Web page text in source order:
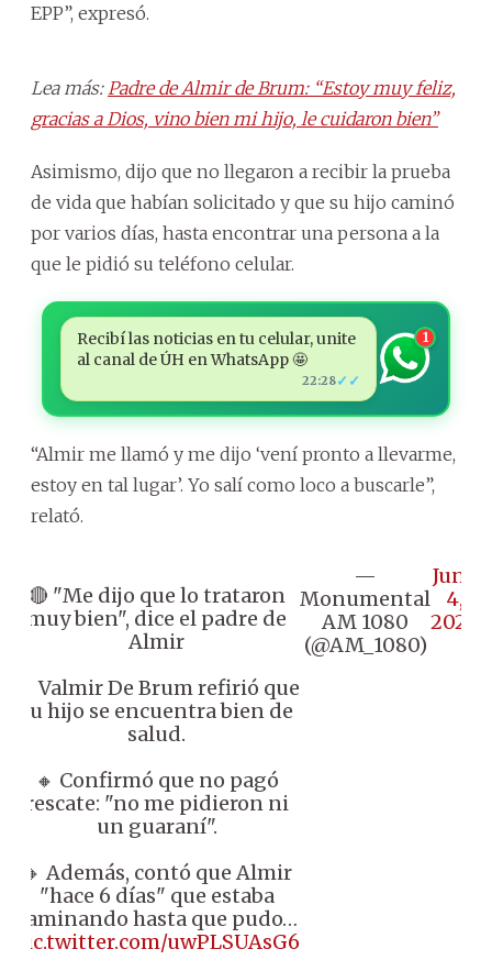
EPP”, expresó.
Lea más: Padre de Almir de Brum: “Estoy muy feliz,
gracias a Dios, vino bien mi hijo, le cuidaron bien”
Asimismo, dijo que no llegaron a recibir la prueba
de vida que habían solicitado y que su hijo caminó
por varios días, hasta encontrar una persona a la
que le pidió su teléfono celular.
Recibí las noticias en tu celular, unite
al canal de ÚH en WhatsApp 🤩
22:28✓✓
1
“Almir me llamó y me dijo ‘vení pronto a llevarme,
estoy en tal lugar’. Yo salí como loco a buscarle”,
relató.
🔴 "Me dijo que lo trataron
muy bien", dice el padre de
Almir
🔸 Valmir De Brum refirió que
su hijo se encuentra bien de
salud.
🔸 Confirmó que no pagó
rescate: "no me pidieron ni
un guaraní".
🔸 Además, contó que Almir
"hace 6 días" que estaba
caminando hasta que pudo…
pic.twitter.com/uwPLSUAsG6
—
Monumental
AM 1080
(@AM_1080)
June
4,
2026